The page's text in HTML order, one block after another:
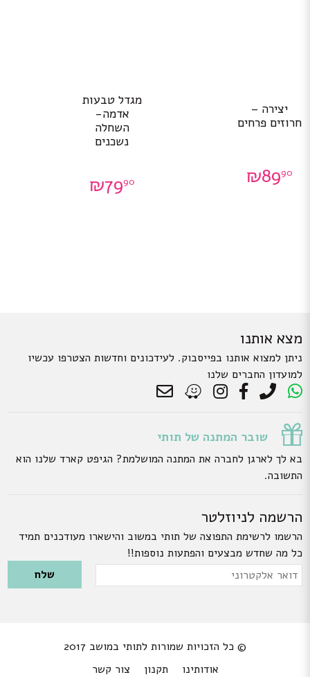
יצירה –
חרוזים פרחים
₪8990
מגדל טבעות
אדמה-
השחלה
נשכנים
₪7990
מצא אותנו
ניתן למצוא אותנו בפייסבוק. לעידכונים וחדשות הצטרפו עכשיו
למועדון החברים שלנו
שובר המתנה של תותי
בא לך לארגן לחברה את המתנה המושלמת? הגיפט קארד שלנו הוא
התשובה.
הרשמה לניוזלטר
הרשמו לרשימת התפוצה של תותי במשוב והישארו מעודכנים תמיד
כל מה שחדש מבצעים והפתעות נוספות!!
Please leave this field empty.
דואר
© כל הזכויות שמורות לתותי במושב 2017
אודותינו
תקנון צור קשר